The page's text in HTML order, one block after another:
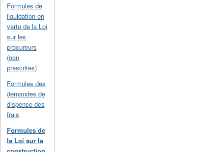
Formules de
liquidation en
vertu de la Loi
sur les
procureurs
(non
prescrites)
Formules des
demandes de
dispense des
frais
Formules de
la Loi sur la